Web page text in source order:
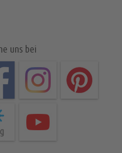
uns bei